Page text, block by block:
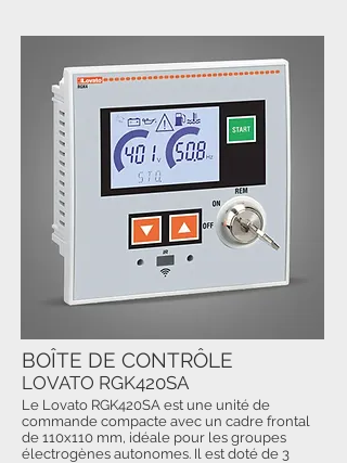
Le Lovato RGK420SA est une unité de
commande compacte avec un cadre frontal
de 110x110 mm, idéale pour les groupes
électrogènes autonomes. Il est doté de 3
BOÎTE DE CONTRÔLE
LOVATO RGK420SA